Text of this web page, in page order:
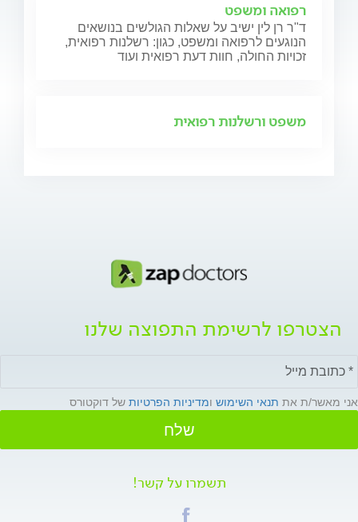
רפואה ומשפט
ד"ר רן לין ישיב על שאלות הגולשים בנושאים
הנוגעים לרפואה ומשפט, כגון: רשלנות רפואית,
זכויות החולה, חוות דעת רפואית ועוד
משפט ורשלנות רפואית
הצטרפו לרשימת התפוצה שלנו
אני מאשר/ת את תנאי השימוש ומדיניות הפרטיות של דוקטורס
שלח
תשמרו על קשר!